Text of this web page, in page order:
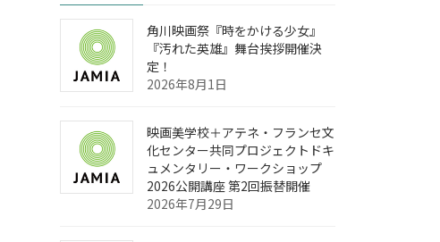
角川映画祭『時をかける少女』
『汚れた英雄』舞台挨拶開催決
定！
2026年8月1日
映画美学校＋アテネ・フランセ文
化センター共同プロジェクトドキ
ュメンタリー・ワークショップ
2026公開講座 第2回振替開催
2026年7月29日